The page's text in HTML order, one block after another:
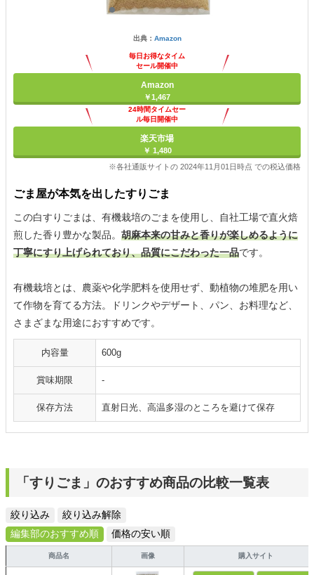
出典： Amazon
毎日お得なタイム
セール開催中
Amazon
￥1,467
24時間タイムセー
ル毎日開催中
楽天市場
￥ 1,480
※各社通販サイトの 2024年11月01日時点 での税込価格
ごま屋が本気を出したすりごま
この白すりごまは、有機栽培のごまを使用し、自社工場で直火焙
煎した香り豊かな製品。 胡麻本来の甘みと香りが楽しめるように
丁寧にすり上げられており、品質にこだわった一品です。
有機栽培とは、農薬や化学肥料を使用せず、動植物の堆肥を用い
て作物を育てる方法。ドリンクやデザート、パン、お料理など、
さまざまな用途におすすめです。
内容量 600g
賞味期限 -
保存方法 直射日光、高温多湿のところを避けて保存
「すりごま」のおすすめ商品の比較一覧表
絞り込み
絞り込み解除
編集部のおすすめ順
価格の安い順
商品名 画像 購入サイト